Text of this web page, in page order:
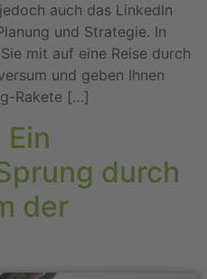
auch das LinkedIn
und Strategie. In
mit auf eine Reise durch
und geben Ihnen
Rakete […]
durch
der